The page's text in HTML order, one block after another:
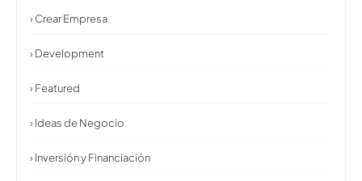
› Crear Empresa
› Development
› Featured
› Ideas de Negocio
› Inversión y Financiación